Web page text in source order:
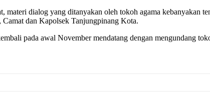
materi dialog yang ditanyakan oleh tokoh agama kebanyakan
dan Kapolsek Tanjungpinang Kota.
pada awal November mendatang dengan mengundang